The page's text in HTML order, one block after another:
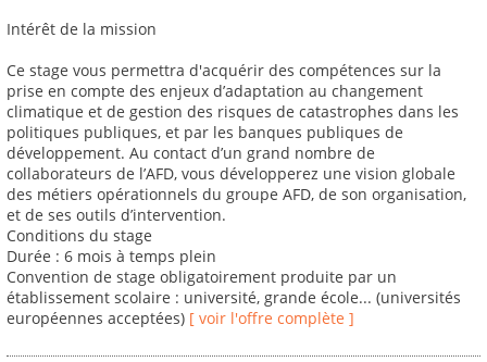
Intérêt de la mission
Ce stage vous permettra d'acquérir des compétences sur la
prise en compte des enjeux d’adaptation au changement
climatique et de gestion des risques de catastrophes dans les
politiques publiques, et par les banques publiques de
développement. Au contact d’un grand nombre de
collaborateurs de l’AFD, vous développerez une vision globale
des métiers opérationnels du groupe AFD, de son organisation,
et de ses outils d’intervention.
Conditions du stage
Durée : 6 mois à temps plein
Convention de stage obligatoirement produite par un
établissement scolaire : université, grande école... (universités
européennes acceptées) [ voir l'offre complète ]